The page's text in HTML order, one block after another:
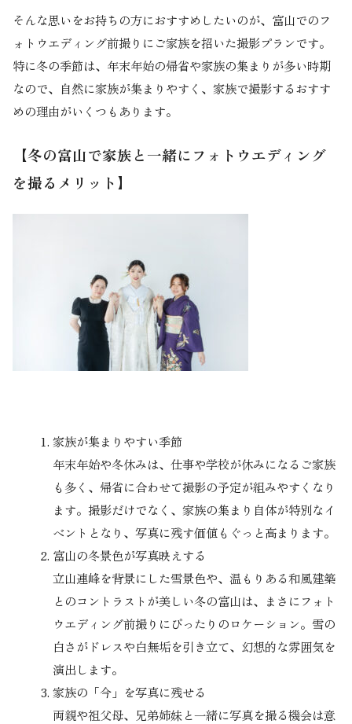
そんな思いをお持ちの方におすすめしたいのが、富山でのフ
ォトウエディング前撮りにご家族を招いた撮影プランです。
特に冬の季節は、年末年始の帰省や家族の集まりが多い時期
なので、自然に家族が集まりやすく、家族で撮影するおすす
めの理由がいくつもあります。
【冬の富山で家族と一緒にフォトウエディング
を撮るメリット】
家族が集まりやすい季節
年末年始や冬休みは、仕事や学校が休みになるご家族
も多く、帰省に合わせて撮影の予定が組みやすくなり
ます。撮影だけでなく、家族の集まり自体が特別なイ
ベントとなり、写真に残す価値もぐっと高まります。
富山の冬景色が写真映えする
立山連峰を背景にした雪景色や、温もりある和風建築
とのコントラストが美しい冬の富山は、まさにフォト
ウエディング前撮りにぴったりのロケーション。雪の
白さがドレスや白無垢を引き立て、幻想的な雰囲気を
演出します。
家族の「今」を写真に残せる
両親や祖父母、兄弟姉妹と一緒に写真を撮る機会は意